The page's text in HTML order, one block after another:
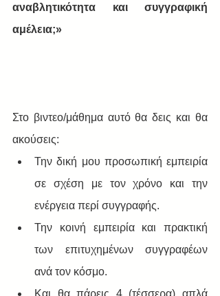
αναβλητικότητα και συγγραφική
αμέλεια;»
Στο βιντεο/μάθημα αυτό θα δεις και θα
ακούσεις:
Την δική μου προσωπική εμπειρία
σε σχέση με τον χρόνο και την
ενέργεια περί συγγραφής.
Την κοινή εμπειρία και πρακτική
των επιτυχημένων συγγραφέων
ανά τον κόσμο.
Και θα πάρεις 4 (τέσσερα) απλά